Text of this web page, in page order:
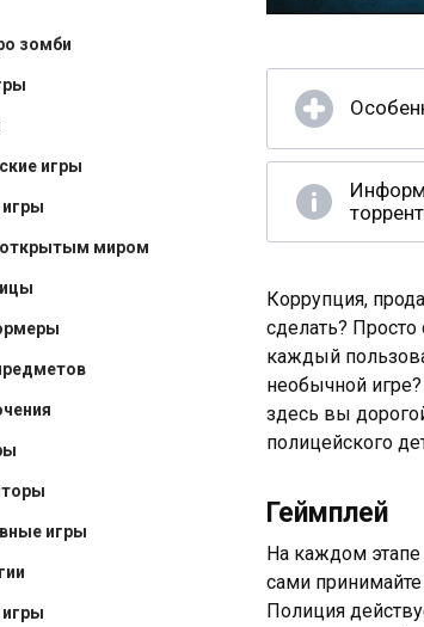
зомби
игры
открытым миром
игры
Коррупция,
сделать?
каждый
необычной
здесь вы
полицейского
Геймплей
На каждом
сами
Полиция